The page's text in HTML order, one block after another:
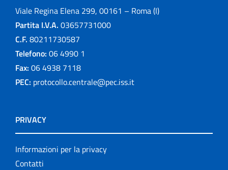
Viale Regina Elena 299, 00161 – Roma (I)
Partita I.V.A. 03657731000
C.F. 80211730587
Telefono: 06 4990 1
Fax: 06 4938 7118
PEC: protocollo.centrale@pec.iss.it
PRIVACY
Informazioni per la privacy
Contatti